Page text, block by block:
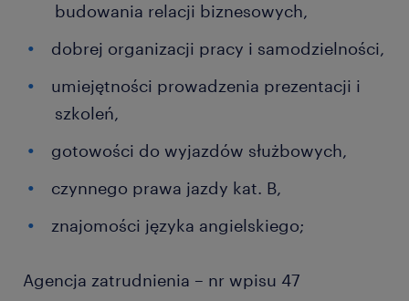
budowania relacji biznesowych,
dobrej organizacji pracy i samodzielności,
umiejętności prowadzenia prezentacji i
szkoleń,
gotowości do wyjazdów służbowych,
czynnego prawa jazdy kat. B,
znajomości języka angielskiego;
Agencja zatrudnienia – nr wpisu 47